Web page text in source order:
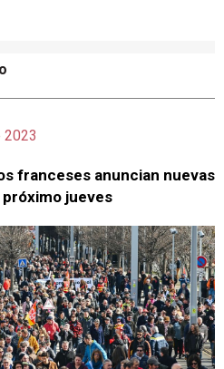
2023
franceses anuncian nuevas
jueves